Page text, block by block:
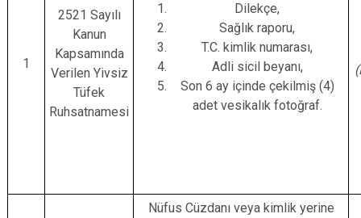
1
2521 Sayılı
Kanun
Kapsamında
Verilen Yivsiz
Tüfek
Ruhsatnamesi
Dilekçe,
Sağlık raporu,
T.C. kimlik numarası,
Adli sicil beyanı,
Son 6 ay içinde çekilmiş (4)
adet vesikalık fotoğraf.
Nüfus Cüzdanı veya kimlik yerine